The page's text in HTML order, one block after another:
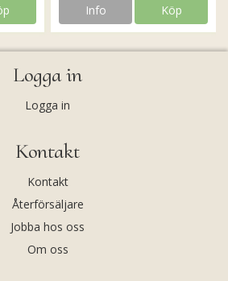
Info Köp
Logga in
Logga in
Kontakt
Kontakt
Återförsäljare
Jobba hos oss
Om oss